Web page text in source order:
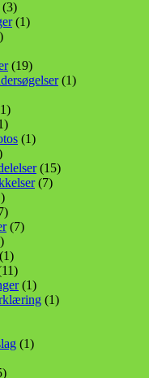
(3)
(1)
(19)
(1)
(1)
(15)
(7)
(7)
(1)
(1)
(1)